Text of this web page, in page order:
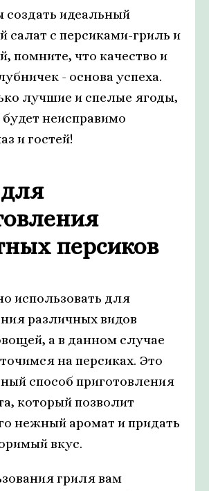
создать идеальный
салат с персиками-гриль и
помните, что качество и
- основа успеха.
лучшие и спелые ягоды,
будет неисправимо
и гостей!
персиков
использовать для
различных видов
а в данном случае
на персиках. Это
способ приготовления
который позволит
нежный аромат и придать
вкус.
гриля вам